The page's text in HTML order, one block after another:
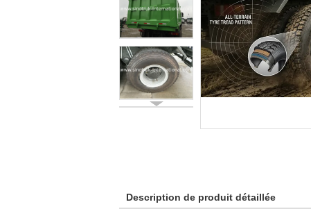
Description de produit détaillée